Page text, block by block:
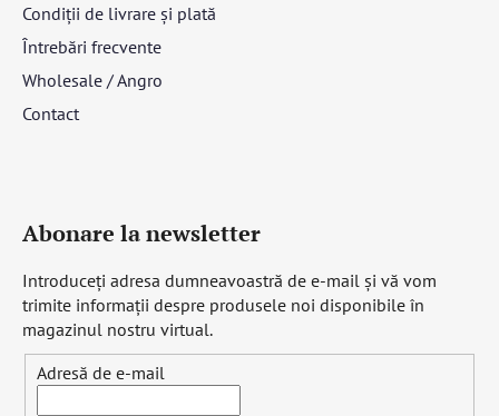
Condiții de livrare și plată
Întrebări frecvente
Wholesale / Angro
Contact
Abonare la newsletter
Introduceţi adresa dumneavoastră de e-mail şi vă vom
trimite informaţii despre produsele noi disponibile în
magazinul nostru virtual.
Adresă de e-mail